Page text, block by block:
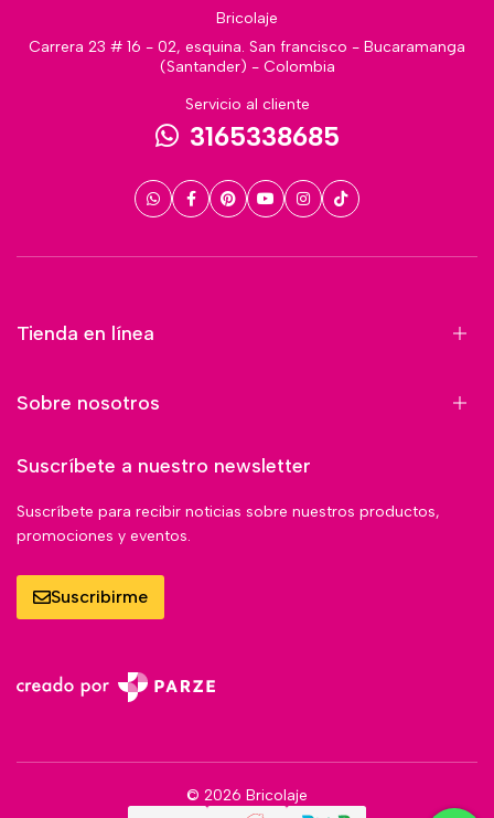
Bricolaje
Carrera 23 # 16 - 02, esquina. San francisco - Bucaramanga
(Santander) - Colombia
Servicio al cliente
3165338685
Tienda en línea
Sobre nosotros
Suscríbete a nuestro newsletter
Suscríbete para recibir noticias sobre nuestros productos,
promociones y eventos.
Suscribirme
© 2026 Bricolaje